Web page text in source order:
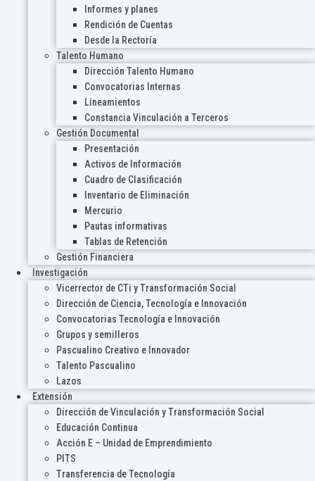
Informes y planes
Rendición de Cuentas
Desde la Rectoría
Talento Humano
Dirección Talento Humano
Convocatorias Internas
Lineamientos
Constancia Vinculación a Terceros
Gestión Documental
Presentación
Activos de Información
Cuadro de Clasificación
Inventario de Eliminación
Mercurio
Pautas informativas
Tablas de Retención
Gestión Financiera
Investigación
Vicerrector de CTi y Transformación Social
Dirección de Ciencia, Tecnología e Innovación
Convocatorias Tecnología e Innovación
Grupos y semilleros
Pascualino Creativo e Innovador
Talento Pascualino
Lazos
Extensión
Dirección de Vinculación y Transformación Social
Educación Continua
Acción E – Unidad de Emprendimiento
PITS
Transferencia de Tecnología